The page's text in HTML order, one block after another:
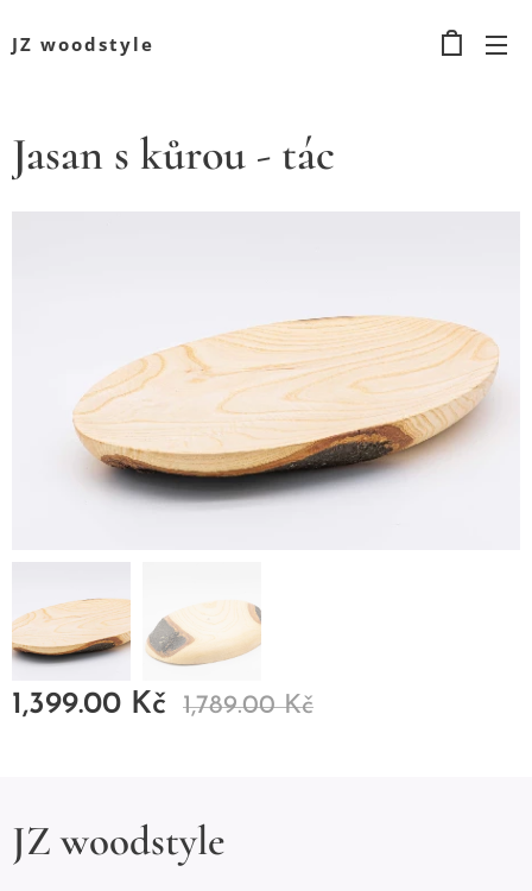
JZ woodstyle
Jasan s kůrou - tác
1,399.00 Kč 1,789.00Kč
JZ woodstyle